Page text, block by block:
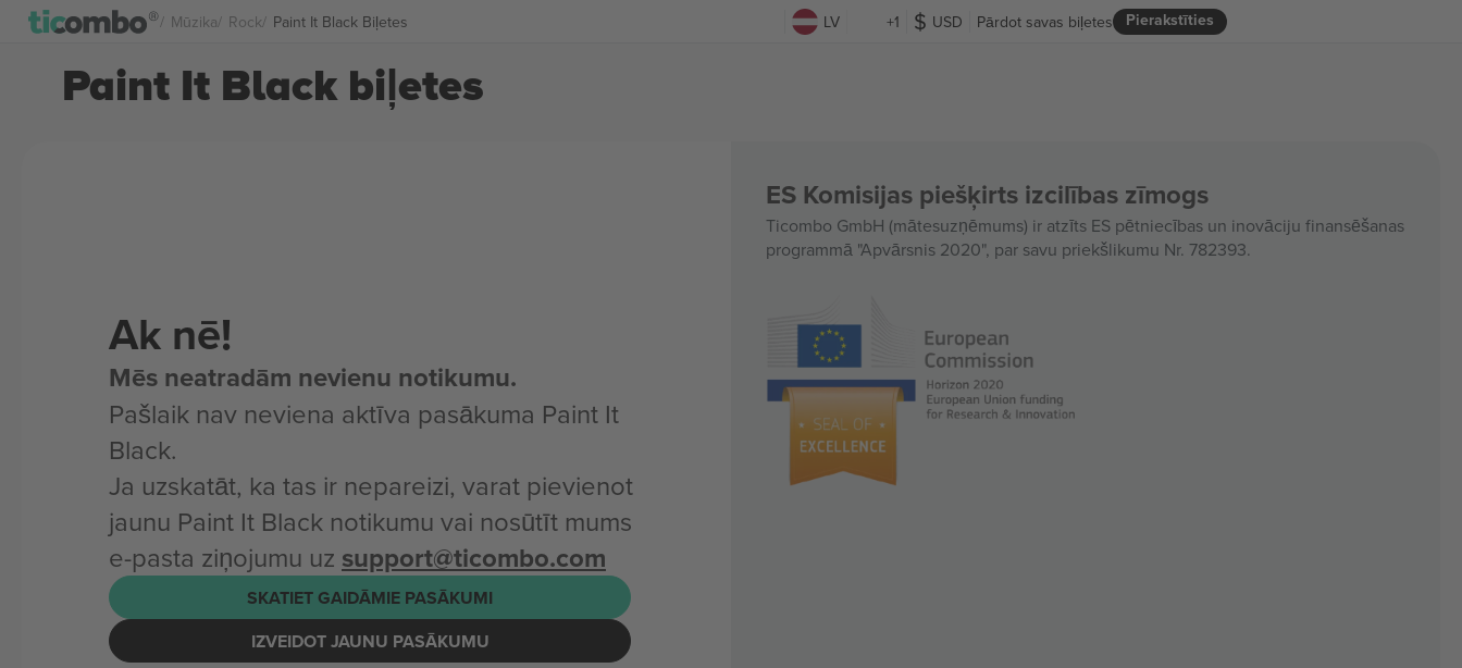
Mūzika Rock Paint It Black Biļetes LV +1 USD Pierakstīties
Pārdot savas biļetes
Paint It Black biļetes
Ak nē!
Mēs neatradām nevienu notikumu.
Pašlaik nav neviena aktīva pasākuma Paint It
Black.
Ja uzskatāt, ka tas ir nepareizi, varat pievienot
jaunu Paint It Black notikumu vai nosūtīt mums
e-pasta ziņojumu uz support@ticombo.com
SKATIET GAIDĀMIE PASĀKUMI
IZVEIDOT JAUNU PASĀKUMU
ES Komisijas piešķirts izcilības zīmogs
Ticombo GmbH (mātesuzņēmums) ir atzīts ES pētniecības un inovāciju finansēšanas
programmā "Apvārsnis 2020", par savu priekšlikumu Nr. 782393.